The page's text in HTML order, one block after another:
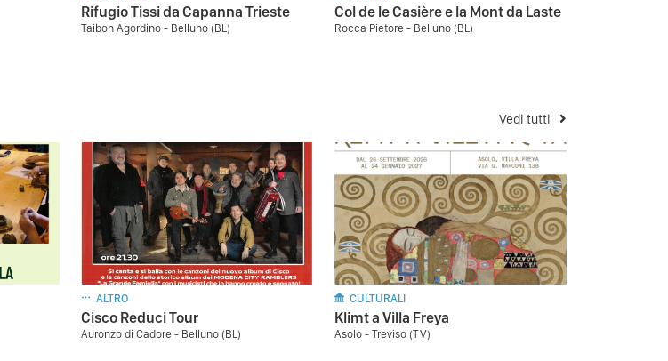
Rifugio Tissi da Capanna Trieste
Taibon Agordino - Belluno (BL)
Col de le Casière e la Mont da Laste
Rocca Pietore - Belluno (BL)
Vedi tutti
ALTRO
Cisco Reduci Tour
Auronzo di Cadore - Belluno (BL)
CULTURALI
Klimt a Villa Freya
Asolo - Treviso (TV)